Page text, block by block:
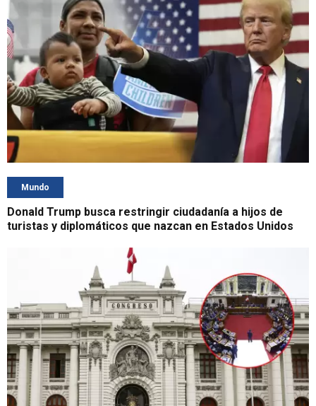
Mundo
Donald Trump busca restringir ciudadanía a hijos de
turistas y diplomáticos que nazcan en Estados Unidos